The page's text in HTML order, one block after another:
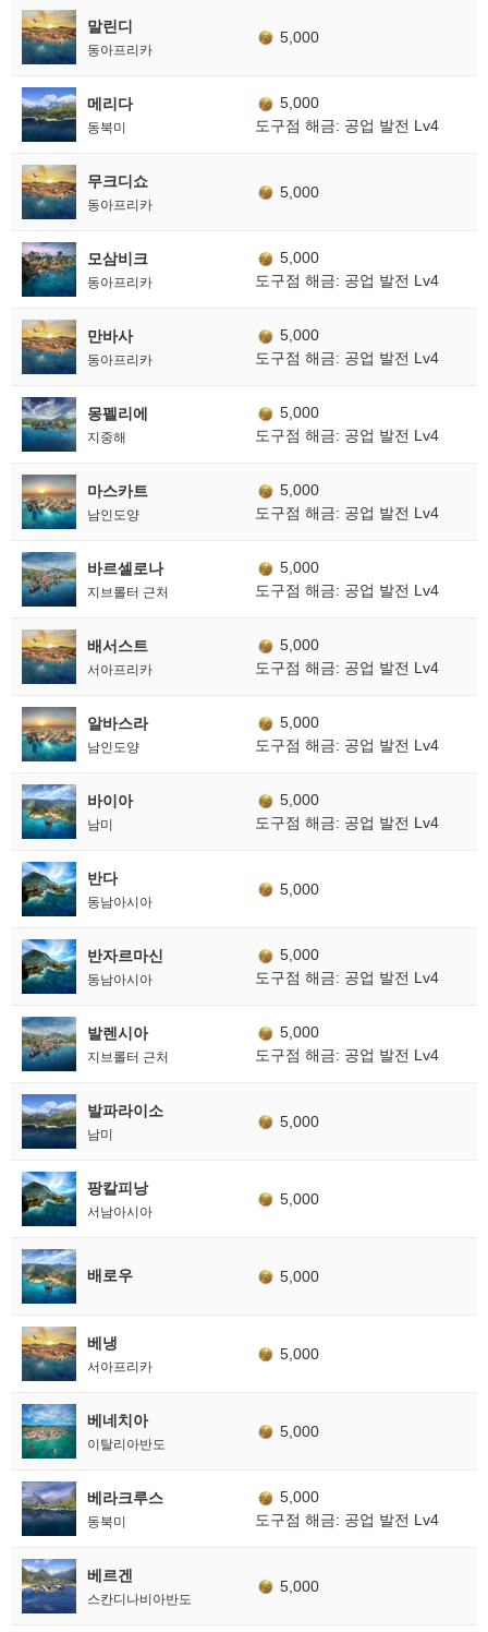
말린디
동아프리카
5,000
메리다
동북미
5,000
도구점 해금: 공업 발전 Lv4
무크디쇼
동아프리카
5,000
모삼비크
동아프리카
5,000
도구점 해금: 공업 발전 Lv4
만바사
동아프리카
5,000
도구점 해금: 공업 발전 Lv4
몽펠리에
지중해
5,000
도구점 해금: 공업 발전 Lv4
마스카트
남인도양
5,000
도구점 해금: 공업 발전 Lv4
바르셀로나
지브롤터 근처
5,000
도구점 해금: 공업 발전 Lv4
배서스트
서아프리카
5,000
도구점 해금: 공업 발전 Lv4
알바스라
남인도양
5,000
도구점 해금: 공업 발전 Lv4
바이아
남미
5,000
도구점 해금: 공업 발전 Lv4
반다
동남아시아
5,000
반자르마신
동남아시아
5,000
도구점 해금: 공업 발전 Lv4
발렌시아
지브롤터 근처
5,000
도구점 해금: 공업 발전 Lv4
발파라이소
남미
5,000
팡칼피낭
서남아시아
5,000
배로우 5,000
베냉
서아프리카
5,000
베네치아
이탈리아반도
5,000
베라크루스
동북미
5,000
도구점 해금: 공업 발전 Lv4
베르겐
스칸디나비아반도
5,000